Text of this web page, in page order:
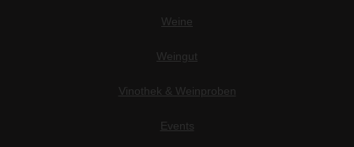
Weine
Weingut
Vinothek & Weinproben
Events